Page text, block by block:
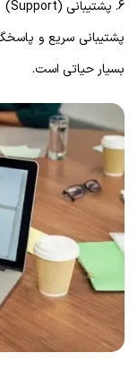
6. پشتیبانی (Support)
پشتیبانی سریع و
بسیار حیاتی است.